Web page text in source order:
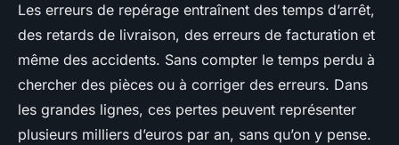
Les erreurs de repérage entraînent des temps d’arrêt,
des retards de livraison, des erreurs de facturation et
même des accidents. Sans compter le temps perdu à
chercher des pièces ou à corriger des erreurs. Dans
les grandes lignes, ces pertes peuvent représenter
plusieurs milliers d’euros par an, sans qu’on y pense.